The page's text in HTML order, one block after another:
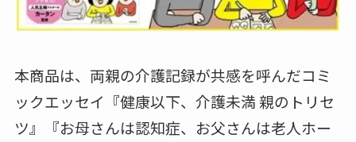
本商品は、両親の介護記録が共感を呼んだコミ
ックエッセイ『健康以下、介護未満 親のトリセ
ツ』『お母さんは認知症、お父さんは老人ホー